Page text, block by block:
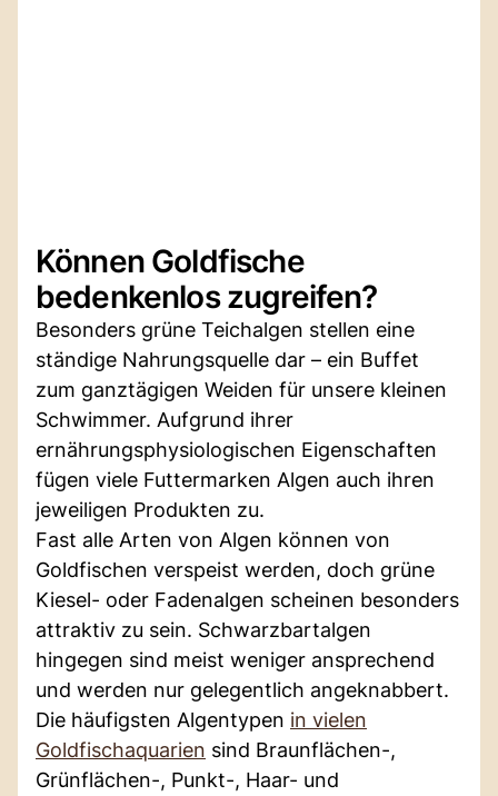
Können Goldfische
bedenkenlos zugreifen?
Besonders grüne Teichalgen stellen eine
ständige Nahrungsquelle dar – ein Buffet
zum ganztägigen Weiden für unsere kleinen
Schwimmer. Aufgrund ihrer
ernährungsphysiologischen Eigenschaften
fügen viele Futtermarken Algen auch ihren
jeweiligen Produkten zu.
Fast alle Arten von Algen können von
Goldfischen verspeist werden, doch grüne
Kiesel- oder Fadenalgen scheinen besonders
attraktiv zu sein. Schwarzbartalgen
hingegen sind meist weniger ansprechend
und werden nur gelegentlich angeknabbert.
Die häufigsten Algentypen in vielen
Goldfischaquarien sind Braunflächen-,
Grünflächen-, Punkt-, Haar- und